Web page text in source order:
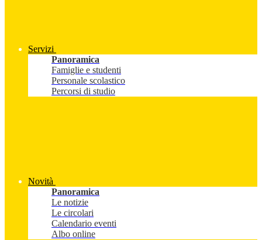
Servizi
Panoramica
Famiglie e studenti
Personale scolastico
Percorsi di studio
Novità
Panoramica
Le notizie
Le circolari
Calendario eventi
Albo online